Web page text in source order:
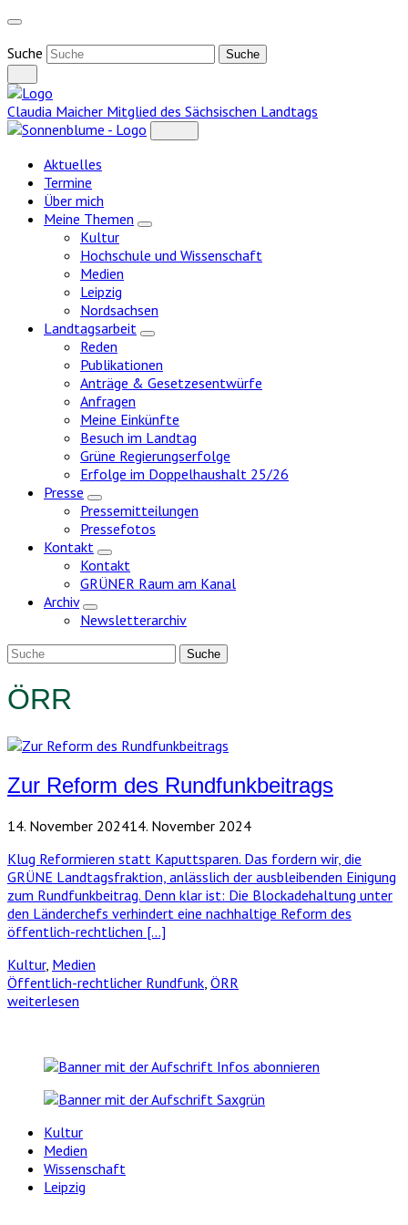
Weiter
Inhalt
Suche
Claudia Maicher Mitglied des Sächsischen Landtags
Aktuelles
Termine
Über mich
Meine Themen
Zeige
Kultur
Hochschule und Wissenschaft
Medien
Leipzig
Nordsachsen
Landtagsarbeit
Zeige
Reden
Publikationen
Anträge & Gesetzesentwürfe
Anfragen
Meine Einkünfte
Besuch im Landtag
Grüne Regierungserfolge
Erfolge im Doppelhaushalt 25/26
Presse
Zeige
Untermenü
Pressemitteilungen
Pressefotos
Kontakt
Zeige
Untermenü
Kontakt
GRÜNER Raum am Kanal
Archiv
Zeige
Untermenü
Newsletterarchiv
ÖRR
Zur Reform des Rundfunkbeitrags
14. November 202414. November 2024
Klug Reformieren statt Kaputtsparen. Das fordern wir, die
GRÜNE Landtagsfraktion, anlässlich der ausbleibenden Einigung
zum Rundfunkbeitrag. Denn klar ist: Die Blockadehaltung unter
den Länderchefs verhindert eine nachhaltige Reform des
öffentlich-rechtlichen […]
Kultur, Medien
Öffentlich-rechtlicher Rundfunk ÖRR
weiterlesen
Kultur
Medien
Wissenschaft
Leipzig